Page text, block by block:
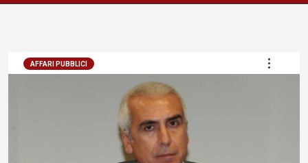
AFFARI PUBBLICI